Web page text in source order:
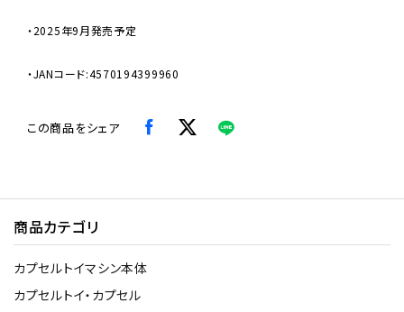
・2025年9月発売予定
・JANコード:4570194399960
この商品をシェア
商品カテゴリ
カプセルトイマシン本体
カプセルトイ・カプセル